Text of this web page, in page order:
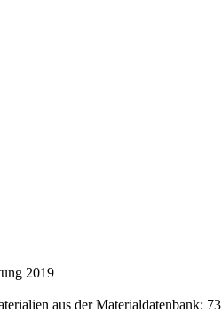
2019
aus der Materialdatenbank: 73